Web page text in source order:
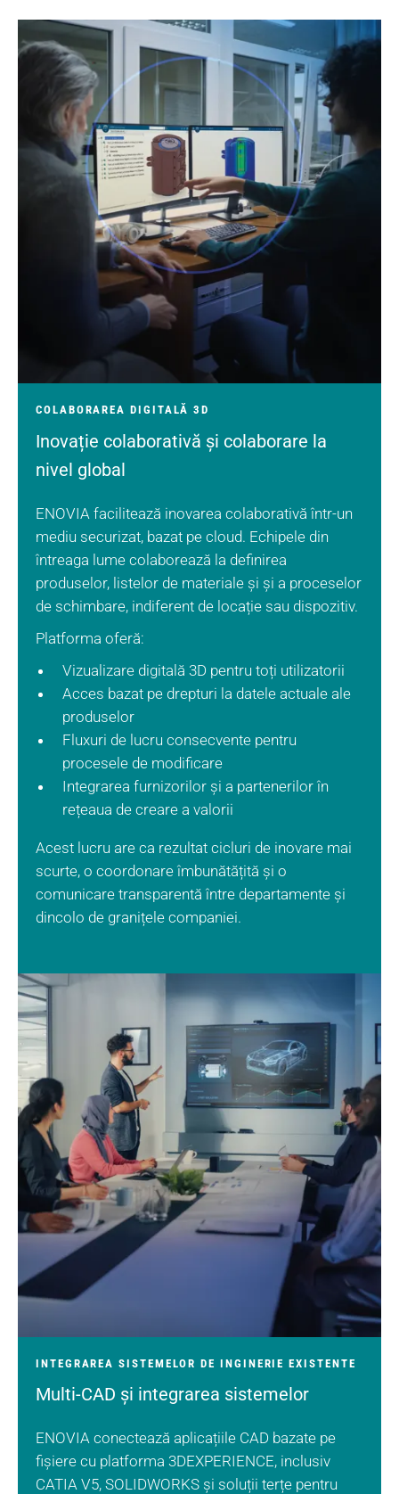
COLABORAREA DIGITALĂ 3D
Inovație colaborativă și colaborare la
nivel global
ENOVIA facilitează inovarea colaborativă într-un
mediu securizat, bazat pe cloud. Echipele din
întreaga lume colaborează la definirea
produselor, listelor de materiale și și a proceselor
de schimbare, indiferent de locație sau dispozitiv.
Platforma oferă:
Vizualizare digitală 3D pentru toți utilizatorii
Acces bazat pe drepturi la datele actuale ale
produselor
Fluxuri de lucru consecvente pentru
procesele de modificare
Integrarea furnizorilor și a partenerilor în
rețeaua de creare a valorii
Acest lucru are ca rezultat cicluri de inovare mai
scurte, o coordonare îmbunătățită și o
comunicare transparentă între departamente și
dincolo de granițele companiei.
INTEGRAREA SISTEMELOR DE INGINERIE EXISTENTE
Multi-CAD și integrarea sistemelor
ENOVIA conectează aplicațiile CAD bazate pe
fișiere cu platforma 3DEXPERIENCE, inclusiv
CATIA V5, SOLIDWORKS și soluții terțe pentru